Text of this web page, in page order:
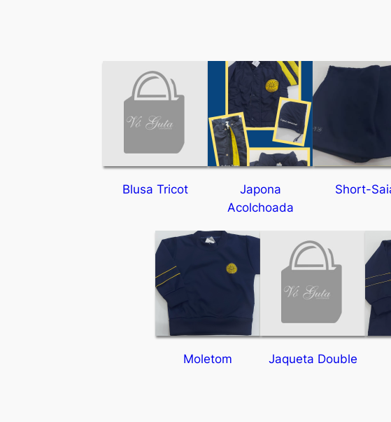
Blusa Tricot
Japona
Acolchoada
Short-
Moletom Jaqueta Double